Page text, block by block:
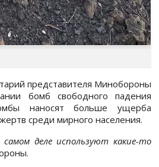
представителя Минобороны
бомб свободного падения
наносят больше ущерба
среди мирного населения.
деле используют какие-то